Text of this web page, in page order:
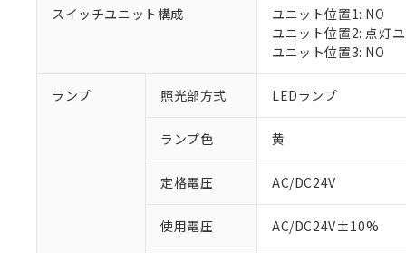
スイッチユニット構成
ユニット位置1: NO
ユニット位置2: 点灯
ユニット位置3: NO
ランプ 照光部方式 LEDランプ
ランプ色 黄
定格電圧 AC/DC24V
使用電圧 AC/DC24V±10%
ご利用条件
※1 対応状況
調査・確認中：
非該当品：ライセ
仕入先様の事情に
があります。
※1 中国